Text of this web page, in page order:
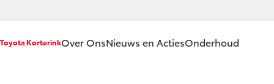
Toyota KorterinkOver OnsNieuws en ActiesOnderhoud